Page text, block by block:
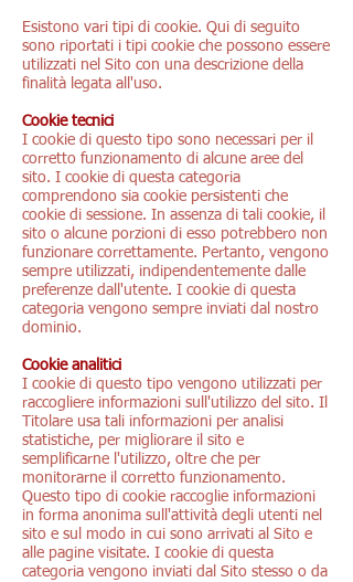
Esistono vari tipi di cookie. Qui di seguito
sono riportati i tipi cookie che possono essere
utilizzati nel Sito con una descrizione della
finalità legata all'uso.
Cookie tecnici
I cookie di questo tipo sono necessari per il
corretto funzionamento di alcune aree del
sito. I cookie di questa categoria
comprendono sia cookie persistenti che
cookie di sessione. In assenza di tali cookie, il
sito o alcune porzioni di esso potrebbero non
funzionare correttamente. Pertanto, vengono
sempre utilizzati, indipendentemente dalle
preferenze dall'utente. I cookie di questa
categoria vengono sempre inviati dal nostro
dominio.
Cookie analitici
I cookie di questo tipo vengono utilizzati per
raccogliere informazioni sull'utilizzo del sito. Il
Titolare usa tali informazioni per analisi
statistiche, per migliorare il sito e
semplificarne l'utilizzo, oltre che per
monitorarne il corretto funzionamento.
Questo tipo di cookie raccoglie informazioni
in forma anonima sull'attività degli utenti nel
sito e sul modo in cui sono arrivati al Sito e
alle pagine visitate. I cookie di questa
categoria vengono inviati dal Sito stesso o da